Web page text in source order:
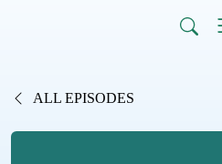
ALL EPISODES